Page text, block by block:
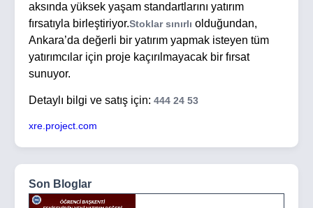
aksında yüksek yaşam standartlarını yatırım
fırsatıyla birleştiriyor.Stoklar sınırlı olduğundan,
Ankara’da değerli bir yatırım yapmak isteyen tüm
yatırımcılar için proje kaçırılmayacak bir fırsat
sunuyor.
Detaylı bilgi ve satış için: 444 24 53
xre.project.com
Son Bloglar